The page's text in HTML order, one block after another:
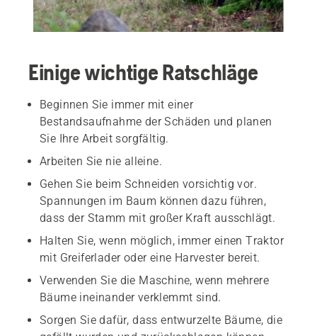
Einige wichtige Ratschläge
Beginnen Sie immer mit einer
Bestandsaufnahme der Schäden und planen
Sie Ihre Arbeit sorgfältig.
Arbeiten Sie nie alleine.
Gehen Sie beim Schneiden vorsichtig vor.
Spannungen im Baum können dazu führen,
dass der Stamm mit großer Kraft ausschlägt.
Halten Sie, wenn möglich, immer einen Traktor
mit Greiferlader oder eine Harvester bereit.
Verwenden Sie die Maschine, wenn mehrere
Bäume ineinander verklemmt sind.
Sorgen Sie dafür, dass entwurzelte Bäume, die